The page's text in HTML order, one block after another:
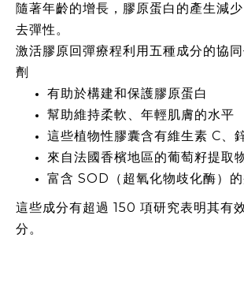
隨著年齡的增長，膠原蛋白的產生減
去彈性。
激活膠原回彈療程利用五種成分的協
劑
有助於構建和保護膠原蛋白
幫助維持柔軟、年輕肌膚的水平
這些植物性膠囊含有維生素 C、
來自法國香檳地區的葡萄籽提取
富含 SOD（超氧化物歧化酶）
這些成分有超過 150 項研究表明其有
分。